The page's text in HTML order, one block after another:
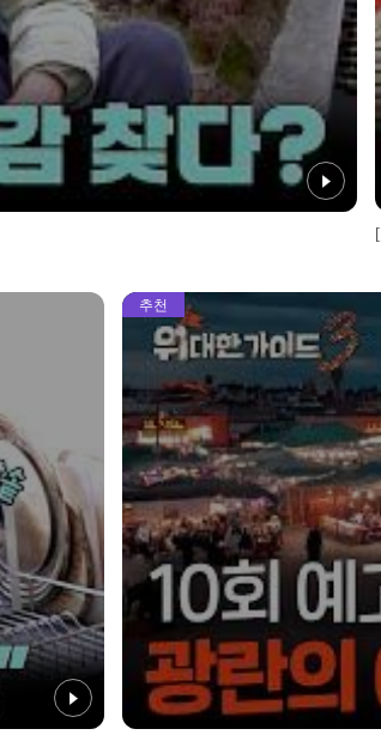
추천